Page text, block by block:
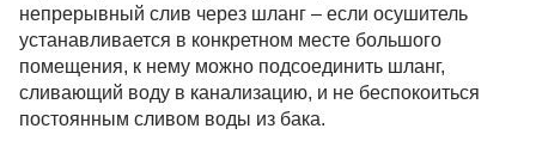
непрерывный слив через шланг – если осушитель
устанавливается в конкретном месте большого
помещения, к нему можно подсоединить шланг,
сливающий воду в канализацию, и не беспокоиться
постоянным сливом воды из бака.